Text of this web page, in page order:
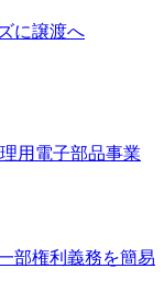
に譲渡へ
用電子部品事業
部権利義務を簡易